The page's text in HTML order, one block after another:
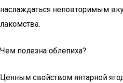
наслаждаться неповторимым
лакомства.
Чем полезна облепиха?
Ценным свойством янтарной